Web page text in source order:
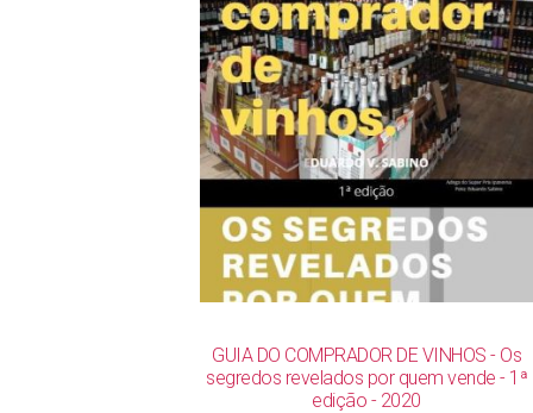
GUIA DO COMPRADOR DE VINHOS - Os
segredos revelados por quem vende - 1ª
edição - 2020